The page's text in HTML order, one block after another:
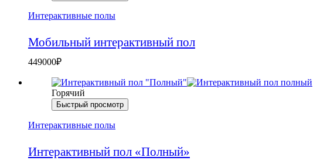
Интерактивные полы
Мобильный интерактивный пол
449000₽
Горячий
Быстрый просмотр
Интерактивные полы
Интерактивный пол «Полный»